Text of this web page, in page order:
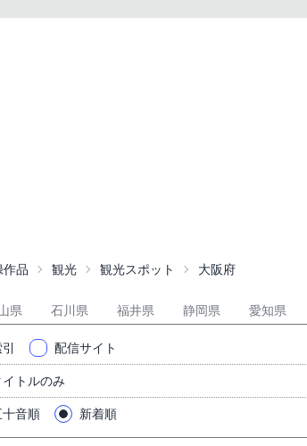
作品 観光 観光スポット 大阪府
県 石川県 福井県 静岡県 愛知県
配信サイト
イトルのみ
十音順 新着順